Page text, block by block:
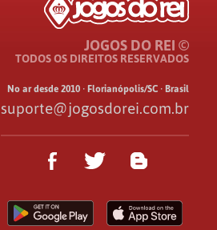
JOGOS DO REI ©
TODOS OS DIREITOS RESERVADOS
No ar desde 2010 · Florianópolis/SC · Brasil
suporte@jogosdorei.com.br